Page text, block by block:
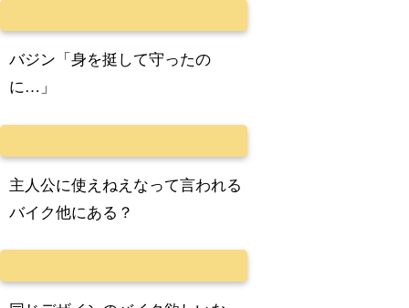
バジン「身を挺して守ったの
に…」
主人公に使えねえなって言われる
バイク他にある？